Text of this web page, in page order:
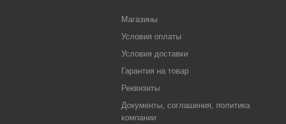
Магазины
Условия оплаты
Условия доставки
Гарантия на товар
Реквизиты
Документы, соглашения, политика
компании